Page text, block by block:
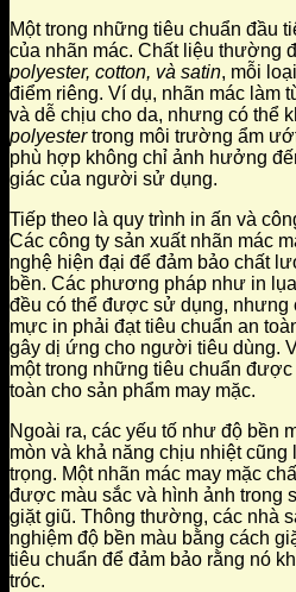
Một trong những tiêu chuẩn đầu
của nhãn mác. Chất liệu thường
polyester, cotton, và satin, mỗi
điểm riêng. Ví dụ, nhãn mác làm
và dễ chịu cho da, nhưng có thể
polyestertrong môi trường ẩm
phù hợp không chỉ ảnh hưởng
giác của người sử dụng.
Tiếp theo là quy trình in ấn và
Các công ty sản xuất nhãn mác
nghệ hiện đại để đảm bảo chất
bền. Các phương pháp như in
đều có thể được sử dụng, nhưng
mực in phải đạt tiêu chuẩn an
gây dị ứng cho người tiêu dùng.
một trong những tiêu chuẩn
toàn cho sản phẩm may mặc.
Ngoài ra, các yếu tố như độ bền
mòn và khả năng chịu nhiệt
trọng. Một nhãn mác may mặc
được màu sắc và hình ảnh trong
giặt giũ. Thông thường, các nhà
nghiệm độ bền màu bằng cách
tiêu chuẩn để đảm bảo rằng nó
tróc.